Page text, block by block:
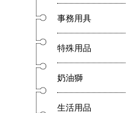
事務用具
特殊用品
奶油獅
生活用品